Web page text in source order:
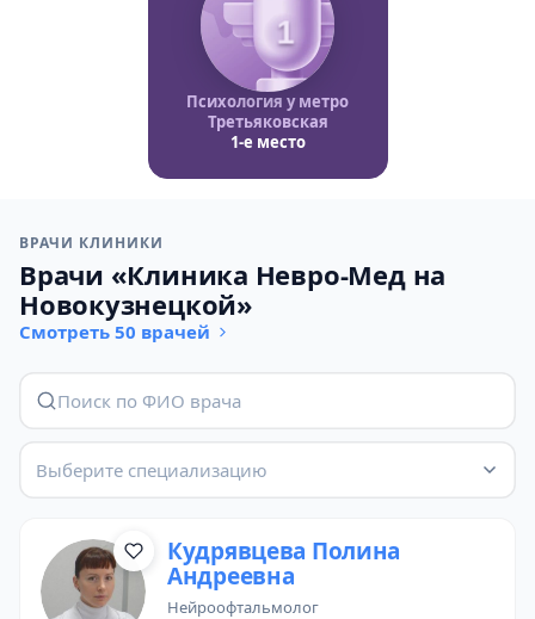
1
Психология у метро
Третьяковская
1-е место
ВРАЧИ КЛИНИКИ
Врачи «Клиника Невро-Мед на
Новокузнецкой»
Смотреть 50 врачей
Выберите специализацию
Кудрявцева Полина
Андреевна
нейроофтальмолог